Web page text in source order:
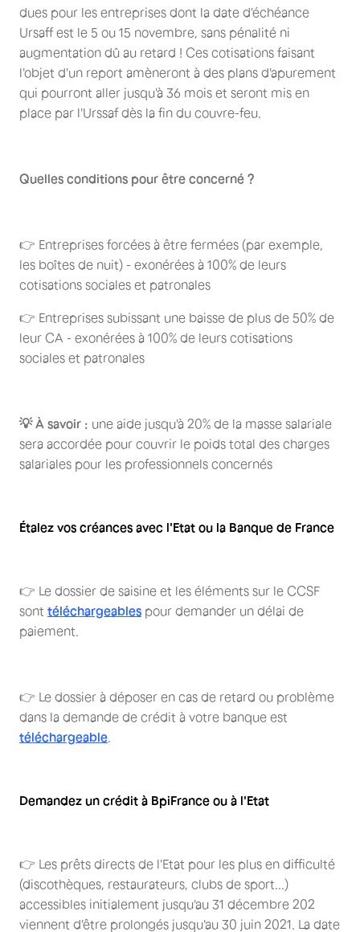
dues pour les entreprises dont la date d'échéance
Ursaff est le 5 ou 15 novembre, sans pénalité ni
augmentation dû au retard ! Ces cotisations faisant
l'objet d'un report amèneront à des plans d'apurement
qui pourront aller jusqu'à 36 mois et seront mis en
place par l'Urssaf dès la fin du couvre-feu.
Quelles conditions pour être concerné ?
👉 Entreprises forcées à être fermées (par exemple,
les boîtes de nuit) - exonérées à 100% de leurs
cotisations sociales et patronales
👉 Entreprises subissant une baisse de plus de 50% de
leur CA - exonérées à 100% de leurs cotisations
sociales et patronales
💡 À savoir : une aide jusqu'à 20% de la masse salariale
sera accordée pour couvrir le poids total des charges
salariales pour les professionnels concernés
Étalez vos créances avec l'Etat ou la Banque de France
👉 Le dossier de saisine et les éléments sur le CCSF
sont téléchargeables pour demander un délai de
paiement.
👉 Le dossier à déposer en cas de retard ou problème
dans la demande de crédit à votre banque est
téléchargeable
Demandez un crédit à BpiFrance ou à l'Etat
👉 Les prêts directs de l'Etat pour les plus en difficulté
(discothèques, restaurateurs, clubs de sport...)
accessibles initialement jusqu'au 31 décembre 202
viennent d'être prolongés jusqu'au 30 juin 2021. La date